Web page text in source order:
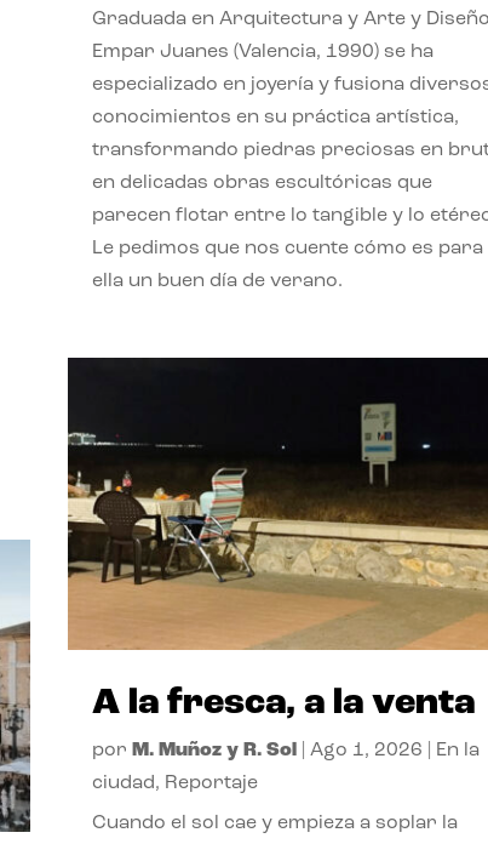
Graduada en Arquitectura y Arte y
Empar Juanes (Valencia, 1990) se ha
especializado en joyería y fusiona
conocimientos en su práctica artística,
transformando piedras preciosas en
en delicadas obras escultóricas que
parecen flotar entre lo tangible y lo
Le pedimos que nos cuente cómo es para
ella un buen día de verano.
A la fresca, a la venta
por M. Muñoz y R. Sol Ago 1, 2026
En la
ciudad, Reportaje
Cuando el sol cae y empieza a soplar la